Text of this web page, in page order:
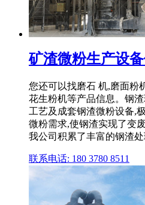
矿渣微粉生产设
您还可以找磨石 机,磨面粉
花生粉机等产品信息。钢
工艺及成套钢渣微粉设备,
微粉需求,使钢渣实现了变
我公司积累了丰富的钢渣处
联系电话: 180 3780 8511